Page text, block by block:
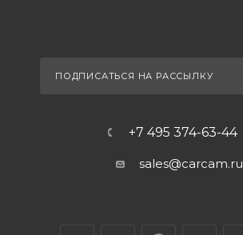
ПОДПИСАТЬСЯ НА РАССЫЛКУ
+7 495 374-63-44
sales@carcam.ru